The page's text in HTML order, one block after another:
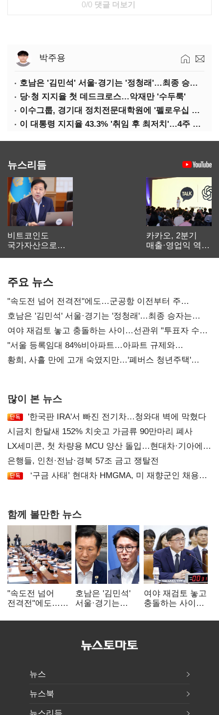
0/0 댓글 더보기
박주용
호남은 '김민석' 서울·경기는 '정청래'…최종 승자는 '안갯속'
당·청 지지율 첫 데드크로스…악재만 '수두룩'
이수그룹, 경기대 정치전문대학원에 '펠로우십 기금' 3900만원 출연
이 대통령 지지율 43.3% '취임 후 최저치'…4주 연속 '하락'
뉴스리듬
비트코인도
국가자산으로…'
카카오, 2분기
매출·영업익 역대
주요 뉴스
"속도전 넘어 전격전"에도…군공항 이전부터 주
52시간까지 '뇌관'
호남은 '김민석' 서울·경기는 '정청래'…최종 승자는
'안갯속'
여야 재검토 놓고 충돌하는 사이…선관위 "투표자 수
오차 당연"
"서울 등록임대 84%비아파트…아파트 규제와
달리해야"
황희, 사흘 만에 고개 숙였지만…'폐버스 청년주택'
많이 본 뉴스
'한국판 IRA'서 빠진 전기차…청와대 벽에 막혔다
시금치 한달새 152% 치솟고 가금류 90만마리 폐사
LX세미콘, 첫 차량용 MCU 양산 돌입…현대차·기아에
공급
은행들, 인천·전남·경북 57조 금고 쟁탈전
‘구금 사태’ 현대차 HMGMA, 미 재향군인 채용
함께 볼만한 뉴스
"속도전 넘어
전격전"에도…
주 52시간까지
호남은 '김민석'
서울·경기는
승자는 '안갯속'
여야 재검토 놓고
충돌하는 사이…
수 오차 당연"
뉴스
뉴스북